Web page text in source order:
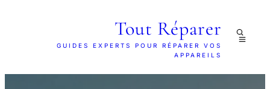
Tout Réparer
GUIDES EXPERTS POUR RÉPARER VOS
APPAREILS